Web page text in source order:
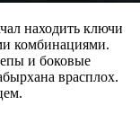
находить ключи
комбинациями.
и боковые
врасплох.